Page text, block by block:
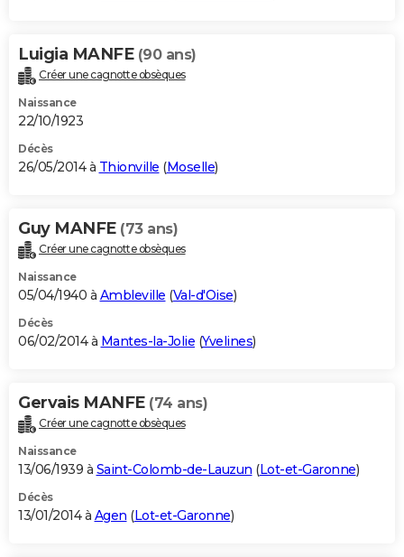
Luigia MANFE (90 ans)
Créer une cagnotte obsèques
Naissance
22/10/1923
Décès
26/05/2014 à Thionville (Moselle)
Guy MANFE (73 ans)
Créer une cagnotte obsèques
Naissance
05/04/1940 à Ambleville (Val-d'Oise)
Décès
06/02/2014 à Mantes-la-Jolie (Yvelines)
Gervais MANFE (74 ans)
Créer une cagnotte obsèques
Naissance
13/06/1939 à Saint-Colomb-de-Lauzun (Lot-et-Garonne)
Décès
13/01/2014 à Agen (Lot-et-Garonne)